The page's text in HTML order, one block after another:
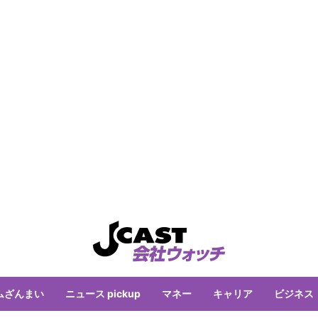
ざんまい ニュース pickup マネー キャリア ビジネス